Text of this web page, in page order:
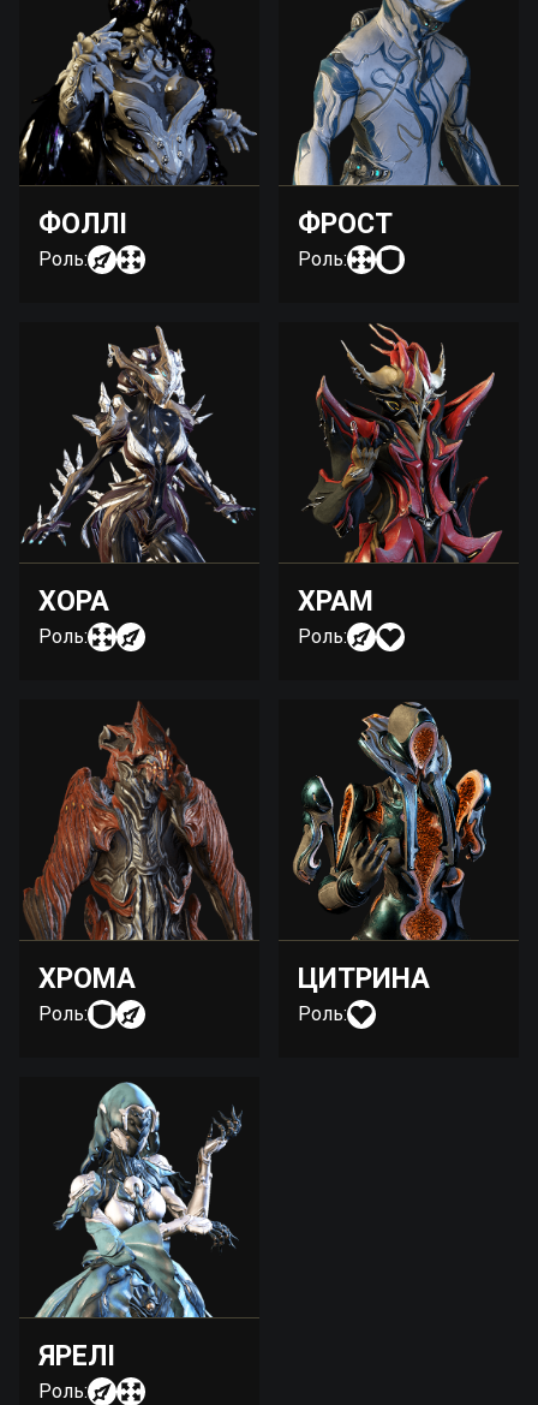
ФОЛЛІ
Роль:
ФРОСТ
Роль:
ХОРА
Роль:
ХРАМ
Роль:
ХРОМА
Роль:
ЦИТРИНА
Роль:
ЯРЕЛІ
Роль: